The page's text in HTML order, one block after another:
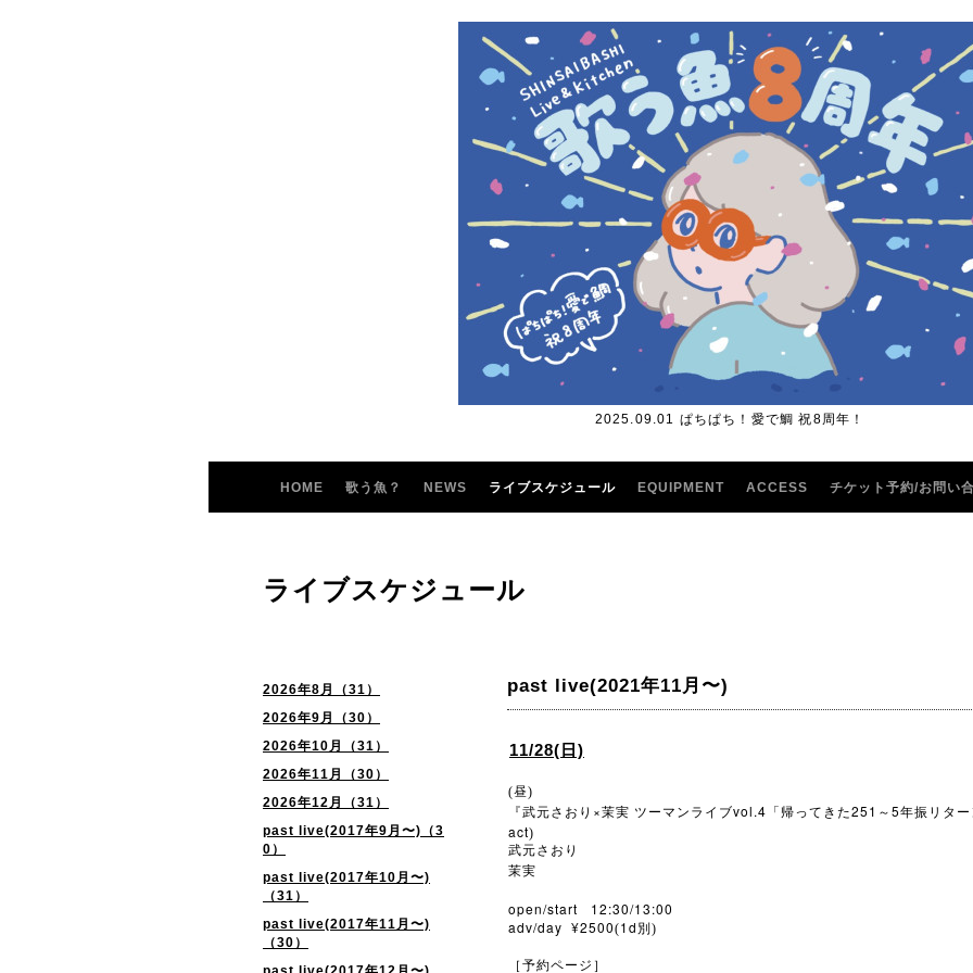
2025.09.01 ぱちぱち！愛で鯛 祝8周年！
HOME 歌う魚？ NEWS ライブスケジュール EQUIPMENT ACCESS チケット予約/お問い
2026年8月（31）
2026年9月（30）
2026年10月（31）
2026年11月（30）
2026年12月（31）
past live(2017年9月〜)（3
0）
past live(2017年10月〜)
（31）
past live(2017年11月〜)
（30）
ライブスケジュール
past live(2021年11月〜)
11/28(日)
(昼)
『武元さおり ×茉実 ツーマンライブvol.4 「帰ってきた251 ～ 5年振リター
act)
武元さおり
茉実
open/start 12:30/13:00
adv/day ¥2500(1d 別)
［予約ページ］